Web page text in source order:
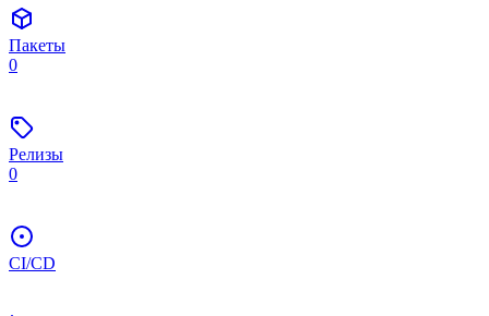
Пакеты
0
Релизы
0
CI/CD